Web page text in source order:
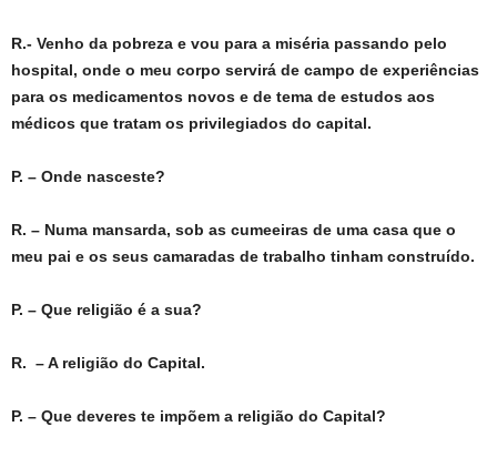
R.- Venho da pobreza e vou para a miséria passando pelo
hospital, onde o meu corpo servirá de campo de experiências
para os medicamentos novos e de tema de estudos aos
médicos que tratam os privilegiados do capital.
P. – Onde nasceste?
R. – Numa mansarda, sob as cumeeiras de uma casa que o
meu pai e os seus camaradas de trabalho tinham construído.
P. – Que religião é a sua?
R. – A religião do Capital.
P. – Que deveres te impõem a religião do Capital?